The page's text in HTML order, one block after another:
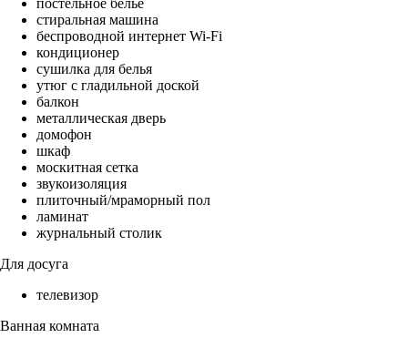
постельное бельё
стиральная машина
беспроводной интернет Wi-Fi
кондиционер
сушилка для белья
утюг с гладильной доской
балкон
металлическая дверь
домофон
шкаф
москитная сетка
звукоизоляция
плиточный/мраморный пол
ламинат
журнальный столик
Для досуга
телевизор
Ванная комната